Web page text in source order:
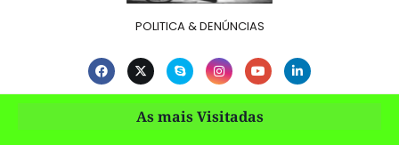
POLITICA & DENÚNCIAS
As mais Visitadas